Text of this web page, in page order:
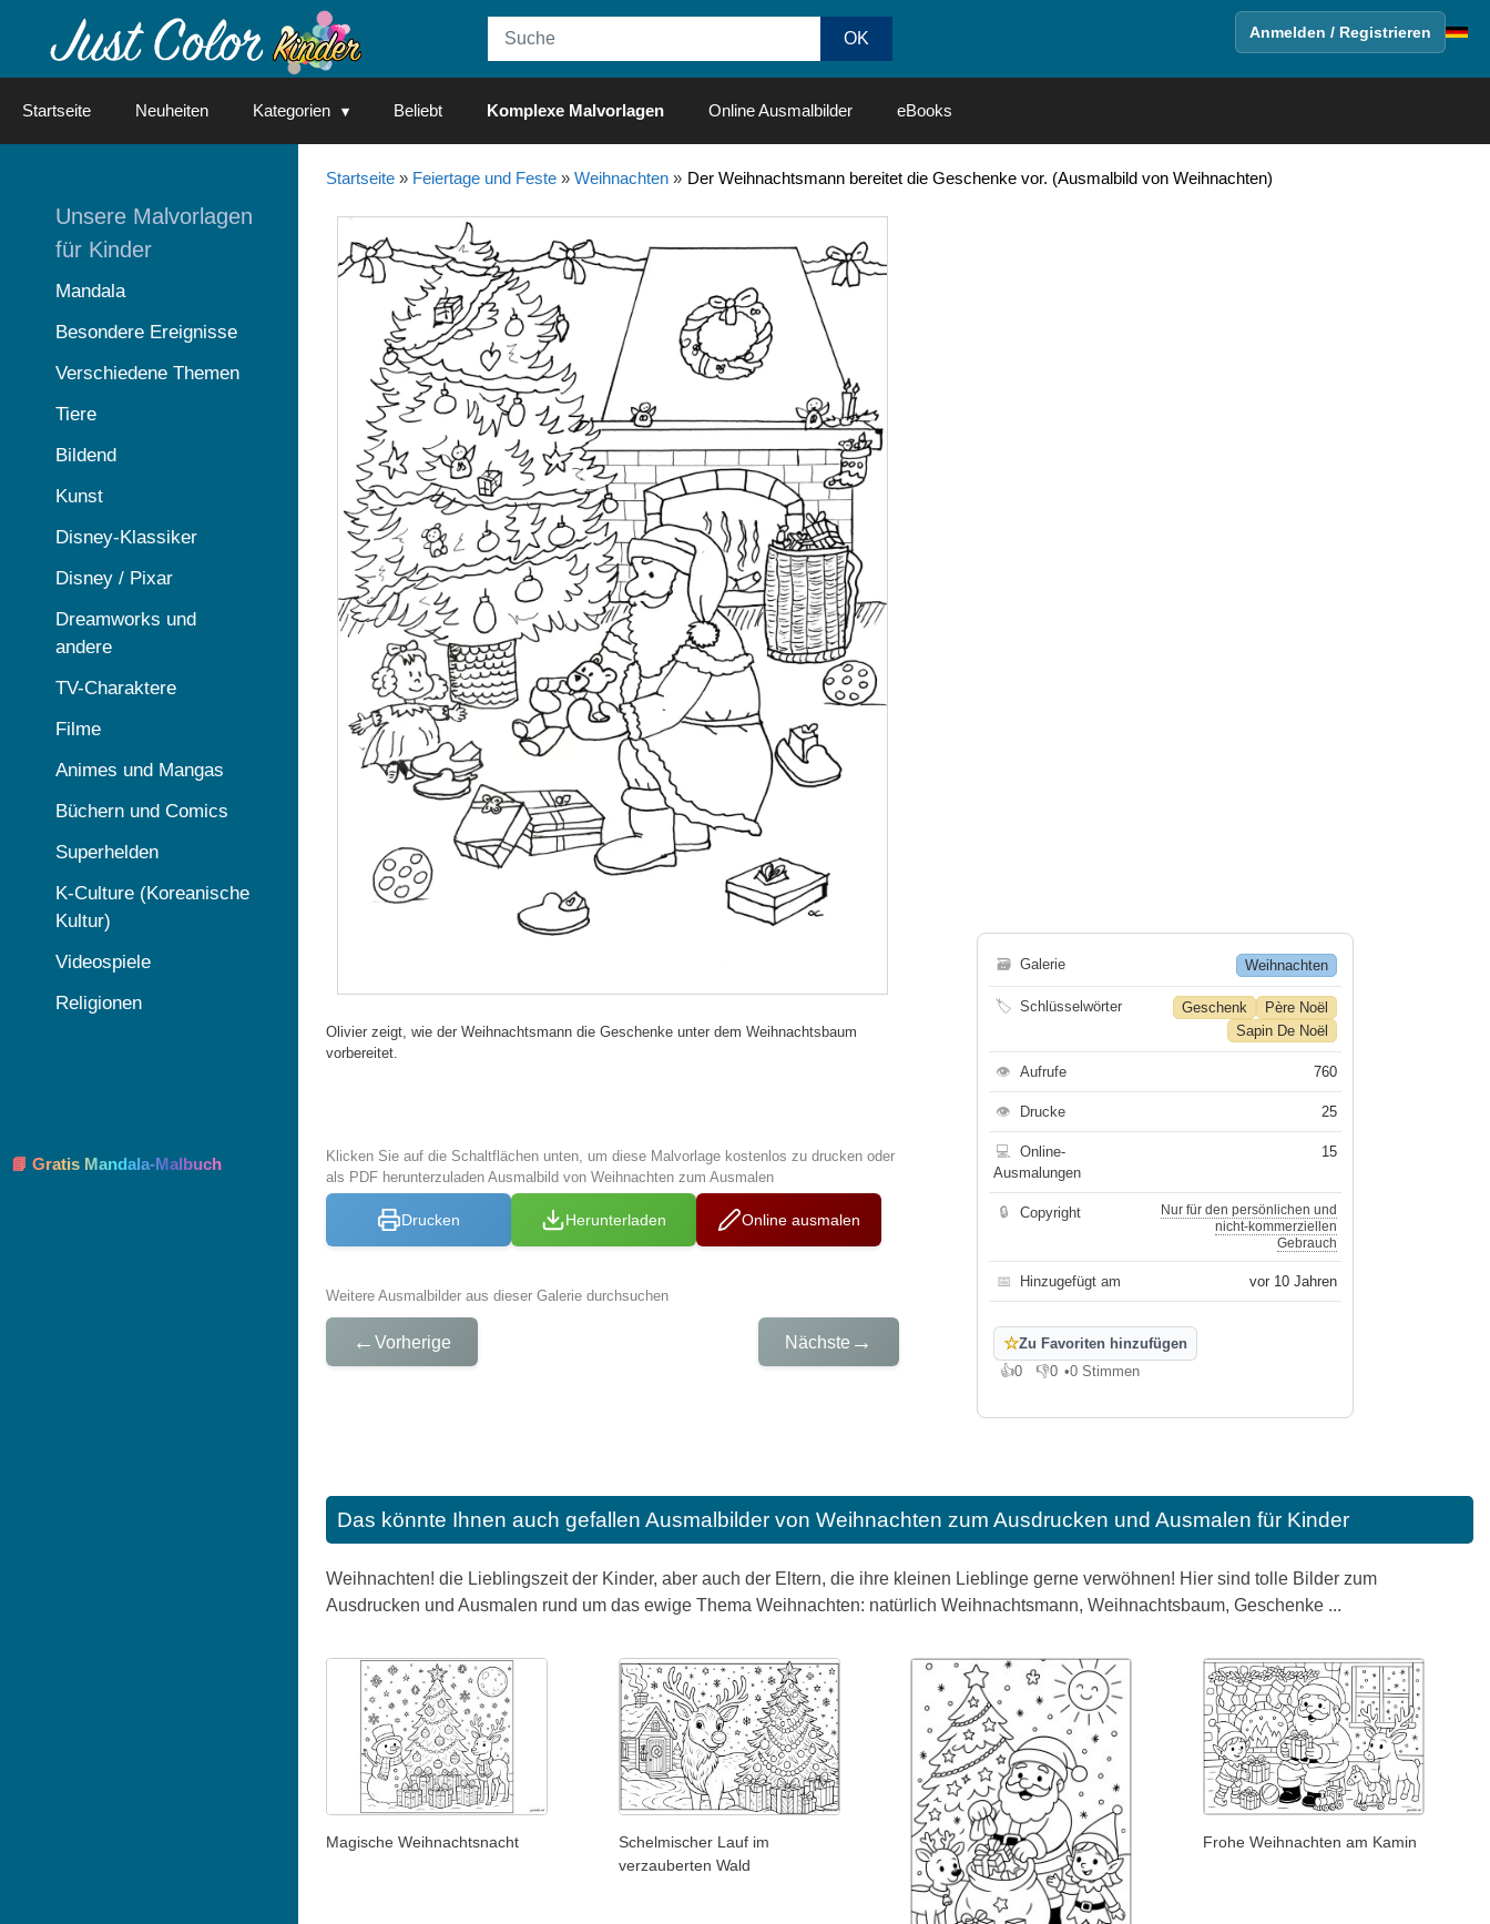
Anmelden / Registrieren
Startseite Neuheiten Kategorien Beliebt Komplexe Malvorlagen Online Ausmalbilder eBooks
Startseite» Feiertage und Feste» Weihnachten» Der Weihnachtsmann bereitet die Geschenke vor. (Ausmalbild von Weihnachten)
Olivier zeigt, wie der Weihnachtsmann die Geschenke unter dem Weihnachtsbaum
vorbereitet.
Klicken Sie auf die Schaltflächen unten, um diese Malvorlage kostenlos zu drucken oder
als PDF herunterzuladen Ausmalbild von Weihnachten zum Ausmalen
Drucken Herunterladen Online ausmalen
Weitere Ausmalbilder aus dieser Galerie durchsuchen
← Vorherige Nächste →
🗃 Galerie Weihnachten
🏷 Schlüsselwörter Geschenk
Père Noël
Sapin De Noël
👁 Aufrufe 760
👁 Drucke 25
💻
Online-
Ausmalungen
15
🔒 Copyright
Nur für den persönlichen und
nicht-kommerziellen
Gebrauch
📅 Hinzugefügt am vor 10 Jahren
☆Zu Favoriten hinzufügen
👍0
Gefällt mir
👎0
Gefällt mir nicht
•0 Stimmen
Das könnte Ihnen auch gefallen Ausmalbilder von Weihnachten zum Ausdrucken und Ausmalen für Kinder
Weihnachten! die Lieblingszeit der Kinder, aber auch der Eltern, die ihre kleinen Lieblinge gerne verwöhnen! Hier sind tolle Bilder zum
Ausdrucken und Ausmalen rund um das ewige Thema Weihnachten: natürlich Weihnachtsmann, Weihnachtsbaum, Geschenke ...
Magische Weihnachtsnacht
Schelmischer Lauf im
verzauberten Wald
Frohe Weihnachten am Kamin
Unsere Malvorlagen
für Kinder
Mandala
Besondere Ereignisse
Verschiedene Themen
Tiere
Bildend
Kunst
Disney-Klassiker
Disney / Pixar
Dreamworks und
andere
TV-Charaktere
Filme
Animes und Mangas
Büchern und Comics
Superhelden
K-Culture (Koreanische
Kultur)
Videospiele
Religionen
📘 Gratis Mandala-Malbuch